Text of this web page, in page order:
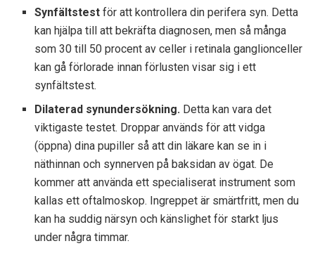
Synfältstest för att kontrollera din perifera syn. Detta
kan hjälpa till att bekräfta diagnosen, men så många
som30 till 50 procent av celler i retinala ganglionceller
kan gå förlorade innan förlusten visar sig i ett
synfältstest.
Dilaterad synundersökning. Detta kan vara det
viktigaste testet. Droppar används för att vidga
(öppna) dina pupiller så att din läkare kan se in i
näthinnan och synnerven på baksidan av ögat. De
kommer att använda ett specialiserat instrument som
kallas ett oftalmoskop. Ingreppet är smärtfritt, men du
kan ha suddig närsyn och känslighet för starkt ljus
under några timmar.